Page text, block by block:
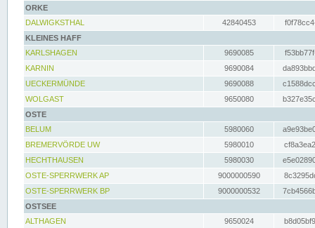
ORKE
DALWIGKSTHAL
42840453
KLEINES HAFF
KARLSHAGEN
9690085
KARNIN
9690084
UECKERMÜNDE
9690088
WOLGAST
9650080
OSTE
BELUM
5980060
BREMERVÖRDE UW
5980010
HECHTHAUSEN
5980030
OSTE-SPERRWERK AP
9000000590
OSTE-SPERRWERK BP
9000000532
OSTSEE
ALTHAGEN
9650024